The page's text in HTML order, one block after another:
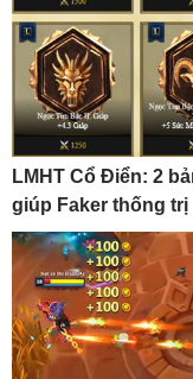
LMHT Cổ Điển: 2
giúp Faker thống